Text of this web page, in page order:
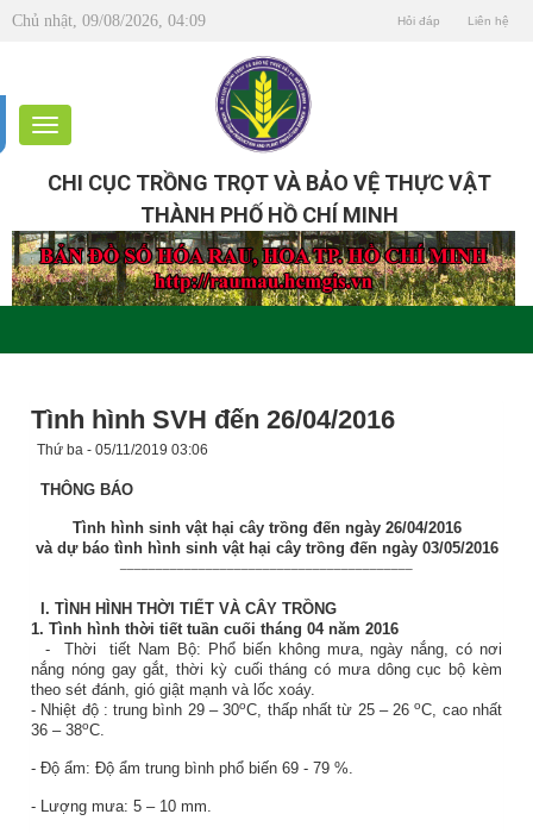
Chủ nhật, 09/08/2026, 04:09 Hỏi đáp Liên hệ
CHI CỤC TRỒNG TRỌT VÀ BẢO VỆ THỰC VẬT
THÀNH PHỐ HỒ CHÍ MINH
Tình hình SVH đến 26/04/2016
Thứ ba - 05/11/2019 03:06
THÔNG BÁO
Tình hình sinh vật hại cây trồng đến ngày 26/04/2016
và dự báo tình hình sinh vật hại cây trồng đến ngày 03/05/2016
I. TÌNH HÌNH THỜI TIẾT VÀ CÂY TRỒNG
1. Tình hình thời tiết tuần cuối tháng 04 năm 2016
-
Thời
tiết Nam Bộ: Phổ biến không mưa, ngày nắng, có nơi
nắng nóng gay gắt, thời kỳ cuối tháng có mưa dông cục bộ kèm
theo sét đánh, gió giật mạnh và lốc xoáy.
- Nhiệt độ :trung bình 29 – 30oC, thấp nhất từ 25 – 26oC, cao nhất
36 – 38oC.
- Độ ẩm: Độ ẩm trung bình phổ biến 69 - 79 %
- Lượng mưa: 5 – 10 mm.